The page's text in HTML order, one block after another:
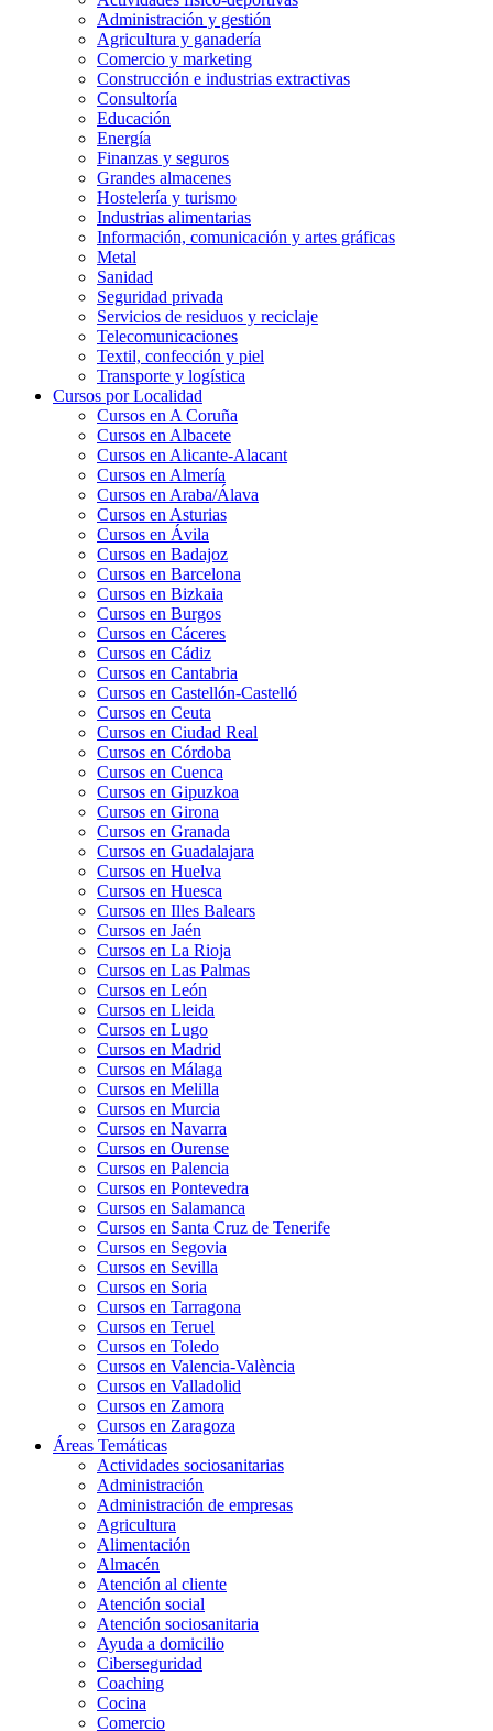
Administración y gestión
Agricultura y ganadería
Comercio y marketing
Construcción e industrias extractivas
Consultoría
Educación
Energía
Finanzas y seguros
Grandes almacenes
Hostelería y turismo
Industrias alimentarias
Información, comunicación y artes gráficas
Metal
Sanidad
Seguridad privada
Servicios de residuos y reciclaje
Telecomunicaciones
Textil, confección y piel
Transporte y logística
Cursos por Localidad
Cursos en A Coruña
Cursos en Albacete
Cursos en Alicante-Alacant
Cursos en Almería
Cursos en Araba/Álava
Cursos en Asturias
Cursos en Ávila
Cursos en Badajoz
Cursos en Barcelona
Cursos en Bizkaia
Cursos en Burgos
Cursos en Cáceres
Cursos en Cádiz
Cursos en Cantabria
Cursos en Castellón-Castelló
Cursos en Ceuta
Cursos en Ciudad Real
Cursos en Córdoba
Cursos en Cuenca
Cursos en Gipuzkoa
Cursos en Girona
Cursos en Granada
Cursos en Guadalajara
Cursos en Huelva
Cursos en Huesca
Cursos en Illes Balears
Cursos en Jaén
Cursos en La Rioja
Cursos en Las Palmas
Cursos en León
Cursos en Lleida
Cursos en Lugo
Cursos en Madrid
Cursos en Málaga
Cursos en Melilla
Cursos en Murcia
Cursos en Navarra
Cursos en Ourense
Cursos en Palencia
Cursos en Pontevedra
Cursos en Salamanca
Cursos en Santa Cruz de Tenerife
Cursos en Segovia
Cursos en Sevilla
Cursos en Soria
Cursos en Tarragona
Cursos en Teruel
Cursos en Toledo
Cursos en Valencia-València
Cursos en Valladolid
Cursos en Zamora
Cursos en Zaragoza
Áreas Temáticas
Actividades sociosanitarias
Administración
Administración de empresas
Agricultura
Alimentación
Almacén
Atención al cliente
Atención social
Atención sociosanitaria
Ayuda a domicilio
Ciberseguridad
Coaching
Cocina
Comercio